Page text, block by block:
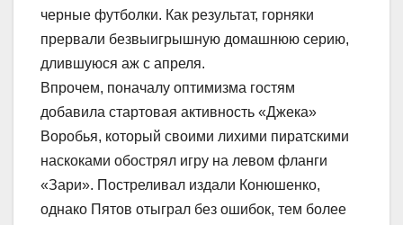
черные футболки. Как результат, горняки
прервали безвыигрышную домашнюю серию,
длившуюся аж с апреля.
Впрочем, поначалу оптимизма гостям
добавила стартовая активность «Джека»
Воробья, который своими лихими пиратскими
наскоками обострял игру на левом фланги
«Зари». Постреливал издали Конюшенко,
однако Пятов отыграл без ошибок, тем более